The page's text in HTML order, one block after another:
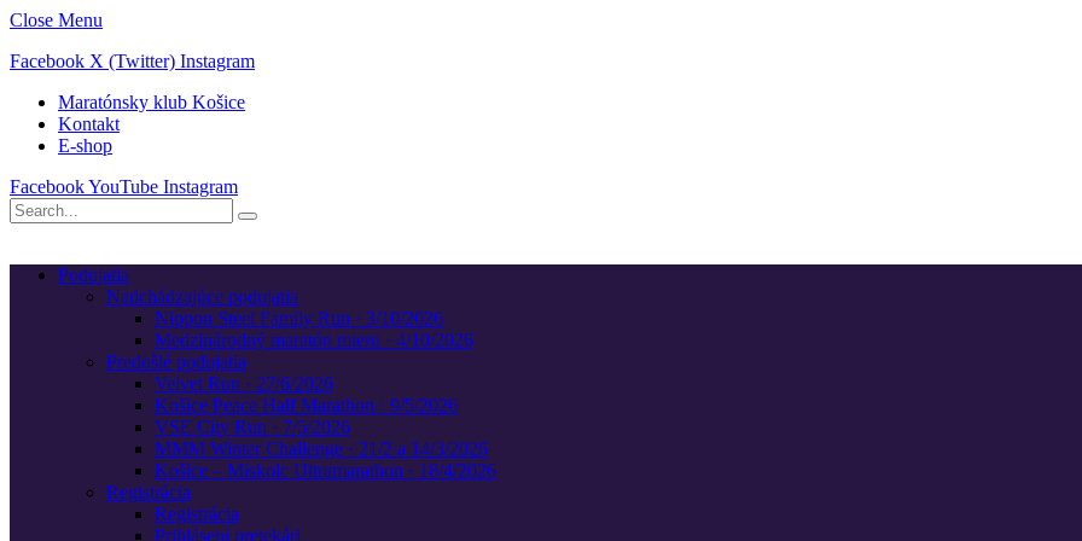
Close Menu
Facebook X (Twitter) Instagram
Maratónsky klub Košice
Kontakt
E-shop
FacebookYouTube Instagram
Podujatia
Nadchádzajúce podujatia
Nippon Steel Family Run · 3/10/2026
Medzinárodný maratón mieru · 4/10/2026
Predošlé podujatia
Velvet Run · 27/6/2026
Košice Peace Half Marathon · 9/5/2026
VSE City Run · 7/5/2026
MMM Winter Challenge · 21/2 a 14/3/2026
Košice – Miskolc Ultramarathon · 18/4/2026
Registrácia
Registrácia
Prihlásení pretekári